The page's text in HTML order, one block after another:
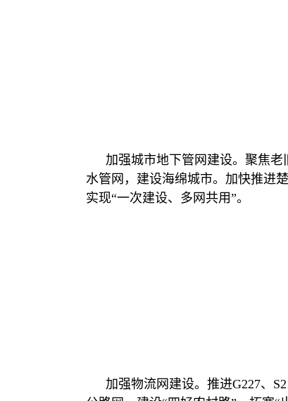
加强城市地下管网建设。聚焦
水管网，建设海绵城市。加快推进
实现“一次建设、多网共用”。
加强物流网建设。推进G227、